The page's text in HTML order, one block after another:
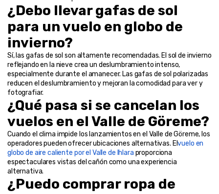
¿Debo llevar gafas de sol
para un vuelo en globo de
invierno?
Sí, las gafas de sol son altamente recomendadas. El sol de invierno
reflejando en la nieve crea un deslumbramiento intenso,
especialmente durante el amanecer. Las gafas de sol polarizadas
reducen el deslumbramiento y mejoran la comodidad para ver y
fotografiar.
¿Qué pasa si se cancelan los
vuelos en el Valle de Göreme?
Cuando el clima impide los lanzamientos en el Valle de Göreme, los
operadores pueden ofrecer ubicaciones alternativas. Elvuelo en
globo de aire caliente por el Valle de Ihlara proporciona
espectaculares vistas del cañón como una experiencia
alternativa.
¿Puedo comprar ropa de